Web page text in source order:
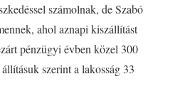
számolnak, de Szabó
ahol aznapi kiszállítást
pénzügyi évben közel 300
szerint a lakosság 33